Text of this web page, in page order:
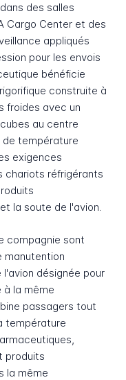
des salles
Cargo Center et des
appliqués
pour les envois
bénéficie
construite à
froides avec un
au centre
de température
exigences
chariots réfrigérants
la soute de l'avion.
compagnie sont
manutention
désignée pour
à la même
passagers tout
température
produits
la même